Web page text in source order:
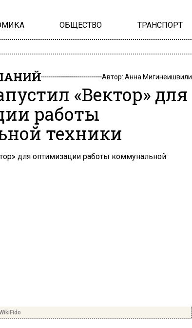
ОБЩЕСТВО ТРАНСПОРТ
Автор: Анна Мигинеишвили
«Вектор» для
работы
техники